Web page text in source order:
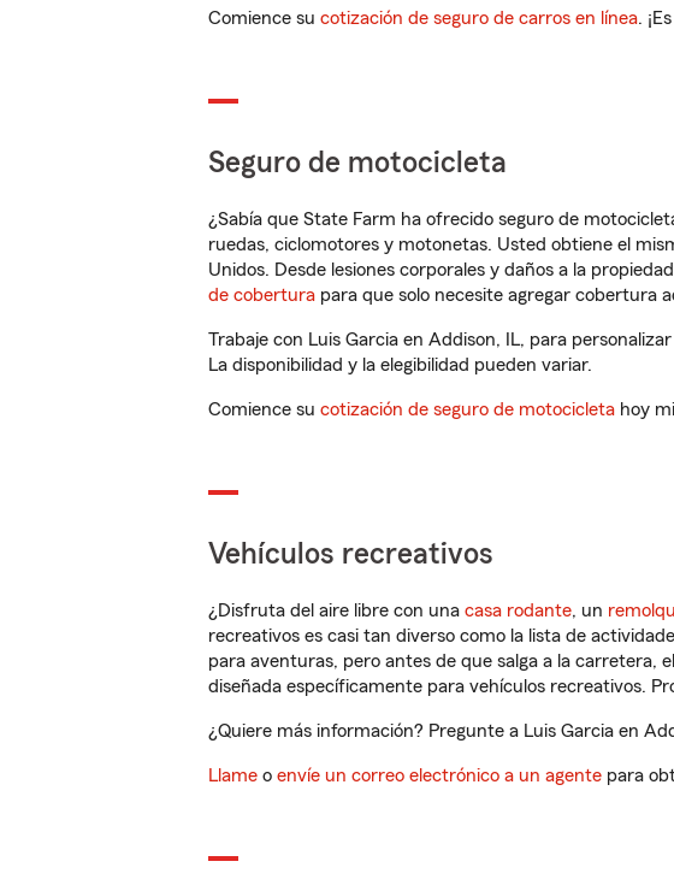
Comience su cotización de seguro de carros en línea.
Seguro de motocicleta
¿Sabía que State Farm ha ofrecido seguro de
ruedas, ciclomotores y motonetas. Usted obtiene el
Unidos. Desde lesiones corporales y daños a la
de cobertura para que solo necesite agregar cobertura
Trabaje con Luis Garcia en Addison, IL, para
La disponibilidad y la elegibilidad pueden variar.
Comience su cotización de seguro de motocicleta hoy
Vehículos recreativos
¿Disfruta del aire libre con una casa rodante, un
recreativos es casi tan diverso como la lista de
para aventuras, pero antes de que salga a la carretera,
diseñada específicamente para vehículos recreativos.
¿Quiere más información? Pregunte a Luis Garcia en
Llame o envíe un correo electrónico a un agente para